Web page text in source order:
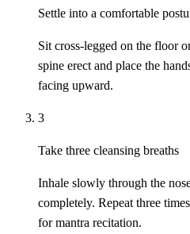
Settle into a comfortable
Sit cross-legged on the floor
spine erect and place the
facing upward.
3
Take three cleansing breaths
Inhale slowly through the
completely. Repeat three
for mantra recitation.